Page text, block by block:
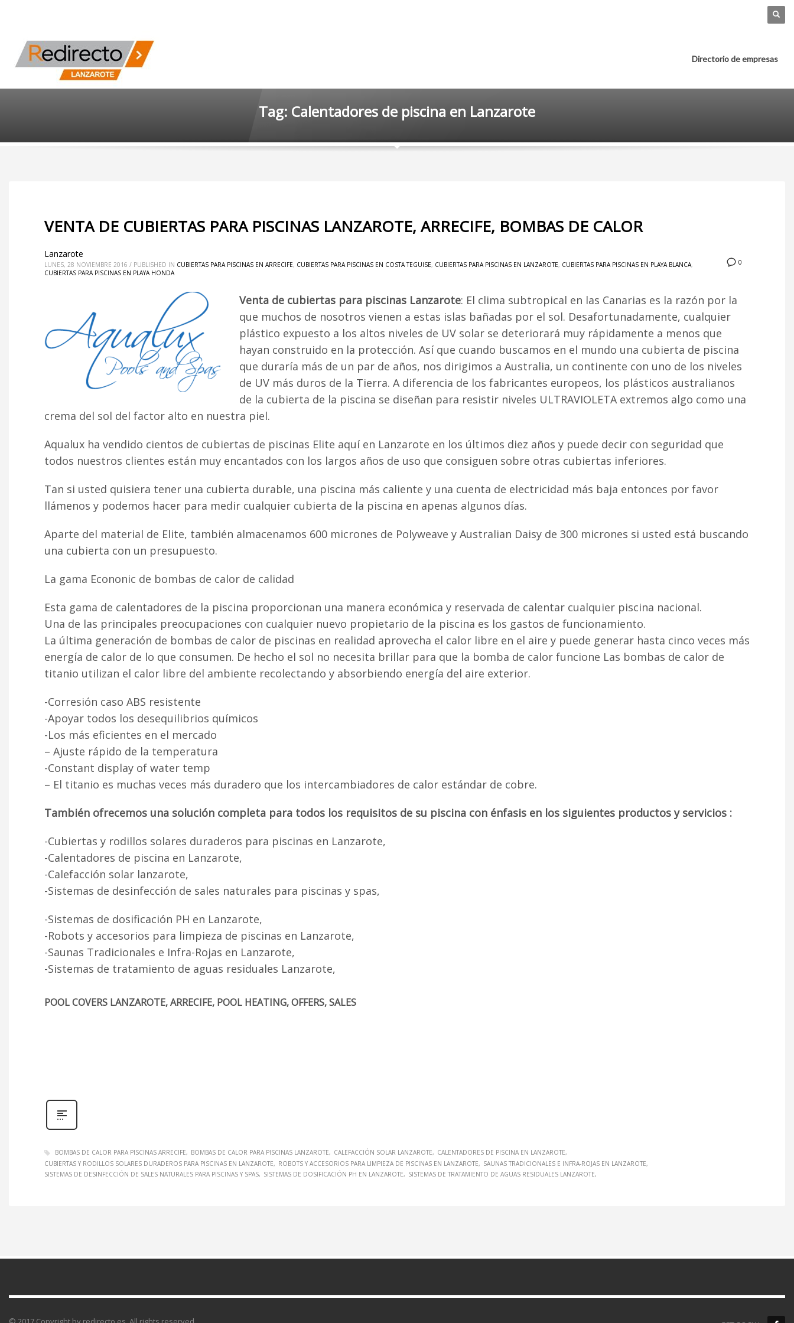
Directorio de empresas
Tag: Calentadores de piscina en Lanzarote
VENTA DE CUBIERTAS PARA PISCINAS LANZAROTE, ARRECIFE, BOMBAS DE CALOR
0
Lanzarote
LUNES, 28 NOVIEMBRE 2016 / PUBLISHED IN CUBIERTAS PARA PISCINAS EN ARRECIFE, CUBIERTAS PARA PISCINAS EN COSTA TEGUISE, CUBIERTAS PARA PISCINAS EN LANZAROTE, CUBIERTAS PARA PISCINAS EN PLAYA BLANCA,
CUBIERTAS PARA PISCINAS EN PLAYA HONDA
Venta de cubiertas para piscinas Lanzarote: El clima subtropical en las Canarias es la razón por la
que muchos de nosotros vienen a estas islas bañadas por el sol. Desafortunadamente, cualquier
plástico expuesto a los altos niveles de UV solar se deteriorará muy rápidamente a menos que
hayan construido en la protección. Así que cuando buscamos en el mundo una cubierta de piscina
que duraría más de un par de años, nos dirigimos a Australia, un continente con uno de los niveles
de UV más duros de la Tierra. A diferencia de los fabricantes europeos, los plásticos australianos
de la cubierta de la piscina se diseñan para resistir niveles ULTRAVIOLETA extremos algo como una
crema del sol del factor alto en nuestra piel.
Aqualux ha vendido cientos de cubiertas de piscinas Elite aquí en Lanzarote en los últimos diez años y puede decir con seguridad que
todos nuestros clientes están muy encantados con los largos años de uso que consiguen sobre otras cubiertas inferiores.
Tan si usted quisiera tener una cubierta durable, una piscina más caliente y una cuenta de electricidad más baja entonces por favor
llámenos y podemos hacer para medir cualquier cubierta de la piscina en apenas algunos días.
Aparte del material de Elite, también almacenamos 600 micrones de Polyweave y Australian Daisy de 300 micrones si usted está buscando
una cubierta con un presupuesto.
La gama Econonic de bombas de calor de calidad
Esta gama de calentadores de la piscina proporcionan una manera económica y reservada de calentar cualquier piscina nacional.
Una de las principales preocupaciones con cualquier nuevo propietario de la piscina es los gastos de funcionamiento.
La última generación de bombas de calor de piscinas en realidad aprovecha el calor libre en el aire y puede generar hasta cinco veces más
energía de calor de lo que consumen. De hecho el sol no necesita brillar para que la bomba de calor funcione Las bombas de calor de
titanio utilizan el calor libre del ambiente recolectando y absorbiendo energía del aire exterior.
-Corresión caso ABS resistente
-Apoyar todos los desequilibrios químicos
-Los más eficientes en el mercado
– Ajuste rápido de la temperatura
-Constant display of water temp
– El titanio es muchas veces más duradero que los intercambiadores de calor estándar de cobre.
También ofrecemos una solución completa para todos los requisitos de su piscina con énfasis en los siguientes productos y servicios :
-Cubiertas y rodillos solares duraderos para piscinas en Lanzarote,
-Calentadores de piscina en Lanzarote,
-Calefacción solar lanzarote,
-Sistemas de desinfección de sales naturales para piscinas y spas,
-Sistemas de dosificación PH en Lanzarote,
-Robots y accesorios para limpieza de piscinas en Lanzarote,
-Saunas Tradicionales e Infra-Rojas en Lanzarote,
-Sistemas de tratamiento de aguas residuales Lanzarote,
POOL COVERS LANZAROTE, ARRECIFE, POOL HEATING, OFFERS, SALES
BOMBAS DE CALOR PARA PISCINAS ARRECIFE BOMBAS DE CALOR PARA PISCINAS LANZAROTE CALEFACCIÓN SOLAR LANZAROTE
CALENTADORES DE PISCINA EN LANZAROTE
CUBIERTAS Y RODILLOS SOLARES DURADEROS PARA PISCINAS EN LANZAROTE
ROBOTS Y ACCESORIOS PARA LIMPIEZA DE PISCINAS EN LANZAROTE
SAUNAS TRADICIONALES E INFRA-ROJAS EN LANZAROTE
SISTEMAS DE DESINFECCIÓN DE SALES NATURALES PARA PISCINAS Y SPAS
SISTEMAS DE DOSIFICACIÓN PH EN LANZAROTE SISTEMAS DE TRATAMIENTO DE AGUAS RESIDUALES LANZAROTE